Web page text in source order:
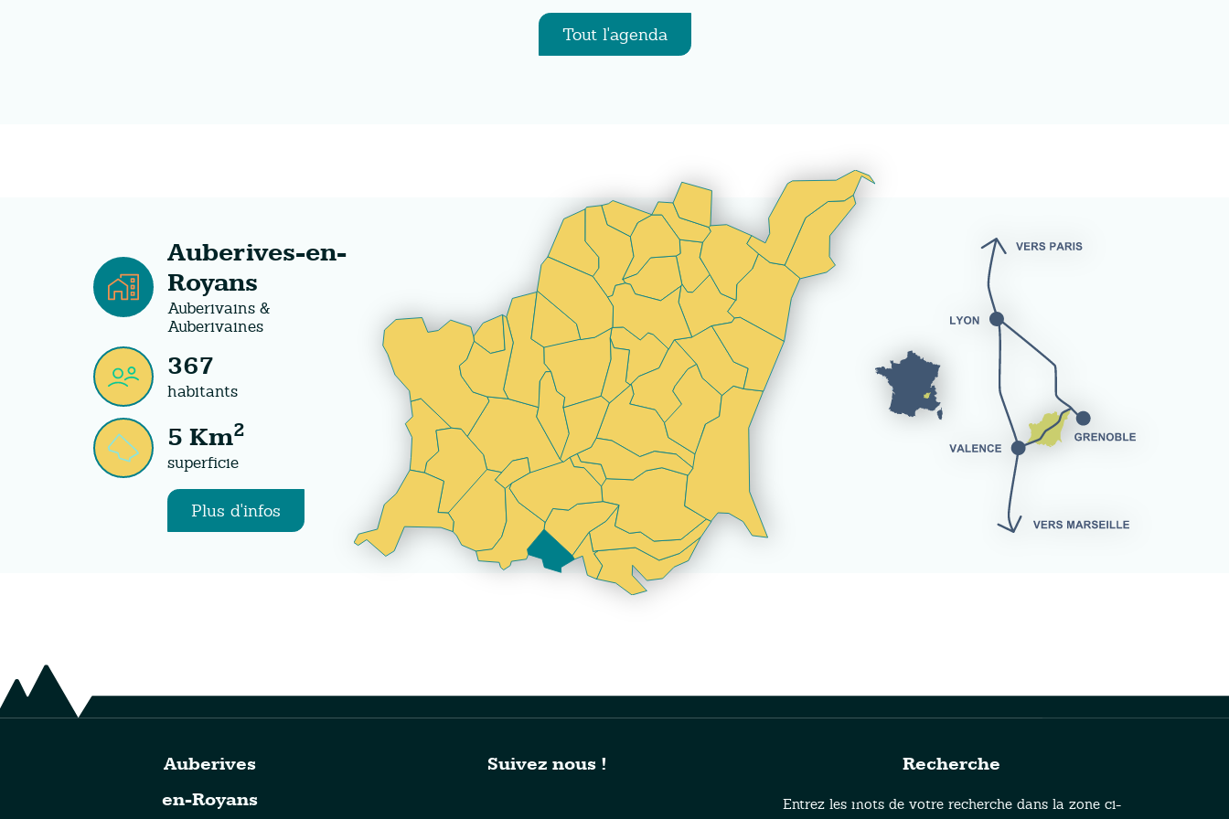
Tout l'agenda
Auberives-en-
Royans
Auberivains &
Auberivaines
367
habitants
5 Km2
superficie
Plus d'infos
Auberives
en-Royans
Suivez nous ! Recherche
Entrez les mots de votre recherche dans la zone ci-